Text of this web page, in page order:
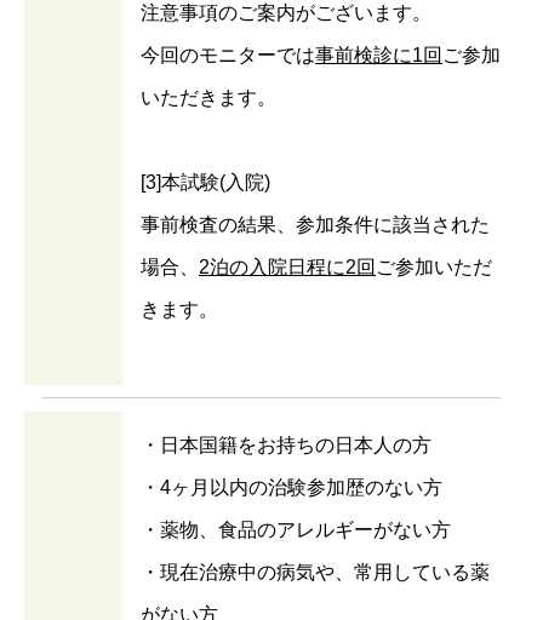
注意事項のご案内がございます。
今回のモニターでは事前検診に1回 ご参加
いただきます。
[3]本試験(入院)
事前検査の結果、参加条件に該当された
場合、 2泊の入院日程に2回 ご参加いただ
きます。
・日本国籍をお持ちの日本人の方
・4ヶ月以内の治験参加歴のない方
・薬物、食品のアレルギーがない方
・現在治療中の病気や、常用している薬
がない方